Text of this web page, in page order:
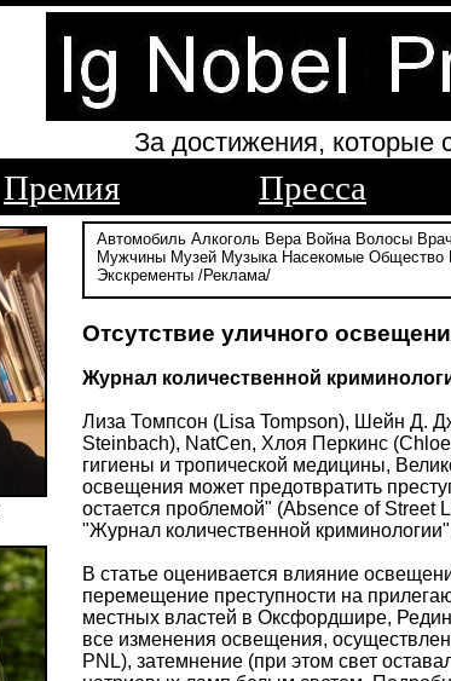
За достижения, которые
Премия Пресса
Автомобиль Алкоголь Вера Война Волосы
Мужчины Музей Музыка Насекомые Общество
Экскременты /Реклама/
Отсутствие уличного
Журнал количественной
Лиза Томпсон (Lisa Tompson), Шейн Д.
Steinbach), NatCen, Хлоя Перкинс
гигиены и тропической медицины,
освещения может предотвратить
остается проблемой" (Absence of Street
"Журнал количественной
В статье оценивается влияние
перемещение преступности на
местных властей в Оксфордшире,
все изменения освещения,
PNL), затемнение (при этом свет